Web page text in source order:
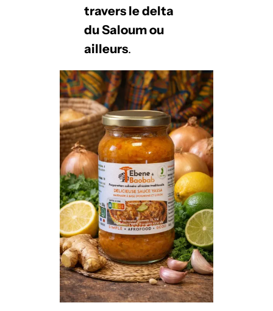
travers le delta
du Saloum ou
ailleurs.